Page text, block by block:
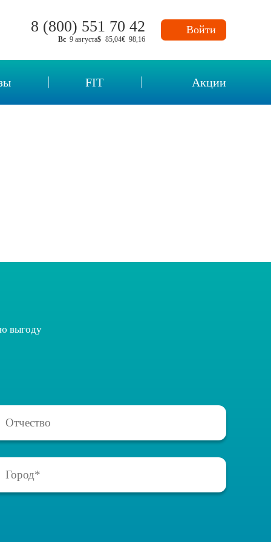
8 (800) 551 70 42
Вс 9 августа$ 85,04€ 98,16
Войти
FIT Акции
выгоду